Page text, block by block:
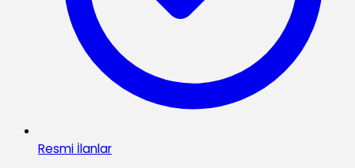
Resmi İlanlar